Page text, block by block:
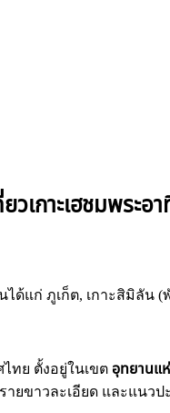
เกาะเฮชมพระ
แก่ ภูเก็ต, เกาะสิมิลัน (พั
ทย ตั้งอยู่ในเขต อุทยานแ
รายขาวละเอียด และ